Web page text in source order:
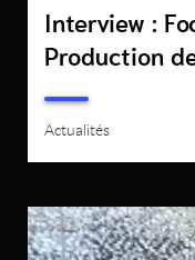
Interview :
Production
Actualités